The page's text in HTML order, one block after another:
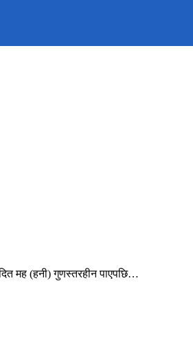
मह (हनी) गुणस्तरहीन पाएपछि…